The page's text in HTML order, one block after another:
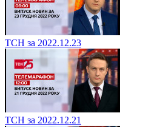
ТСН за 2022.12.23
ТСН за 2022.12.21